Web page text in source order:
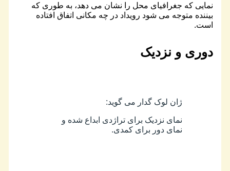
نمایی که جغرافیای محل را نشان می دهد، به طوری که
بیننده متوجه می شود رویداد در چه مکانی اتفاق افتاده
است.
دوری و نزدیک
ژان لوک گدار می گوید:
نمای نزدیک برای تراژدی ابداع شده و
نمای دور برای کمدی.